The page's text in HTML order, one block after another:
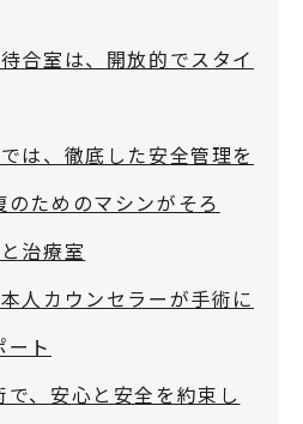
合室は、開放的でスタイ
は、徹底した安全管理を
ためのマシンがそろ
治療室
人カウンセラーが手術に
ート
、安心と安全を約束し